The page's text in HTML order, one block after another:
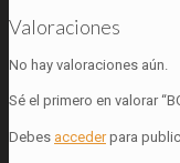
Valoraciones
No hay valoraciones aún.
Sé el primero en valorar
Debes accederpara